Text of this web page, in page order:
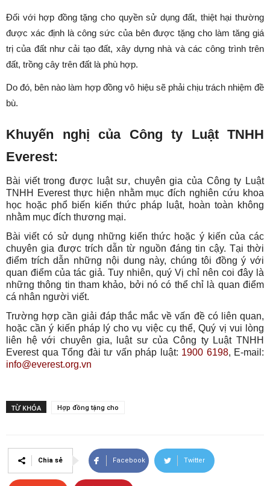
Đối với hợp đồng tặng cho quyền sử dụng đất, thiệt hại thường
được xác định là công sức của bên được tặng cho làm tăng giá
trị của đất như cải tạo đất, xây dựng nhà và các công trình trên
đất, trồng cây trên đất là phù hợp.
Do đó, bên nào làm hợp đồng vô hiệu sẽ phải chịu trách nhiệm đề
bù.
Khuyến nghị của Công ty Luật TNHH
Everest:
Bài viết trong được luật sư, chuyên gia của Công ty Luật
TNHH Everest thực hiện nhằm mục đích nghiên cứu khoa
học hoặc phổ biến kiến thức pháp luật, hoàn toàn không
nhằm mục đích thương mại.
Bài viết có sử dụng những kiến thức hoặc ý kiến của các
chuyên gia được trích dẫn từ nguồn đáng tin cậy. Tại thời
điểm trích dẫn những nội dung này, chúng tôi đồng ý với
quan điểm của tác giả. Tuy nhiên, quý Vị chỉ nên coi đây là
những thông tin tham khảo, bởi nó có thể chỉ là quan điểm
cá nhân người viết.
Trường hợp cần giải đáp thắc mắc về vấn đề có liên quan,
hoặc cần ý kiến pháp lý cho vụ việc cụ thể, Quý vị vui lòng
liên hệ với chuyên gia, luật sư của Công ty Luật TNHH
Everest qua Tổng đài tư vấn pháp luật: 1900 6198, E-mail:
info@everest.org.vn
TỪ KHÓA Hợp đồng tặng cho
Chia sẻ Facebook Twitter